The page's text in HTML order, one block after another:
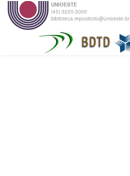
UNIOESTE
(45) 3220-3000
biblioteca.repositorio@unioeste.br